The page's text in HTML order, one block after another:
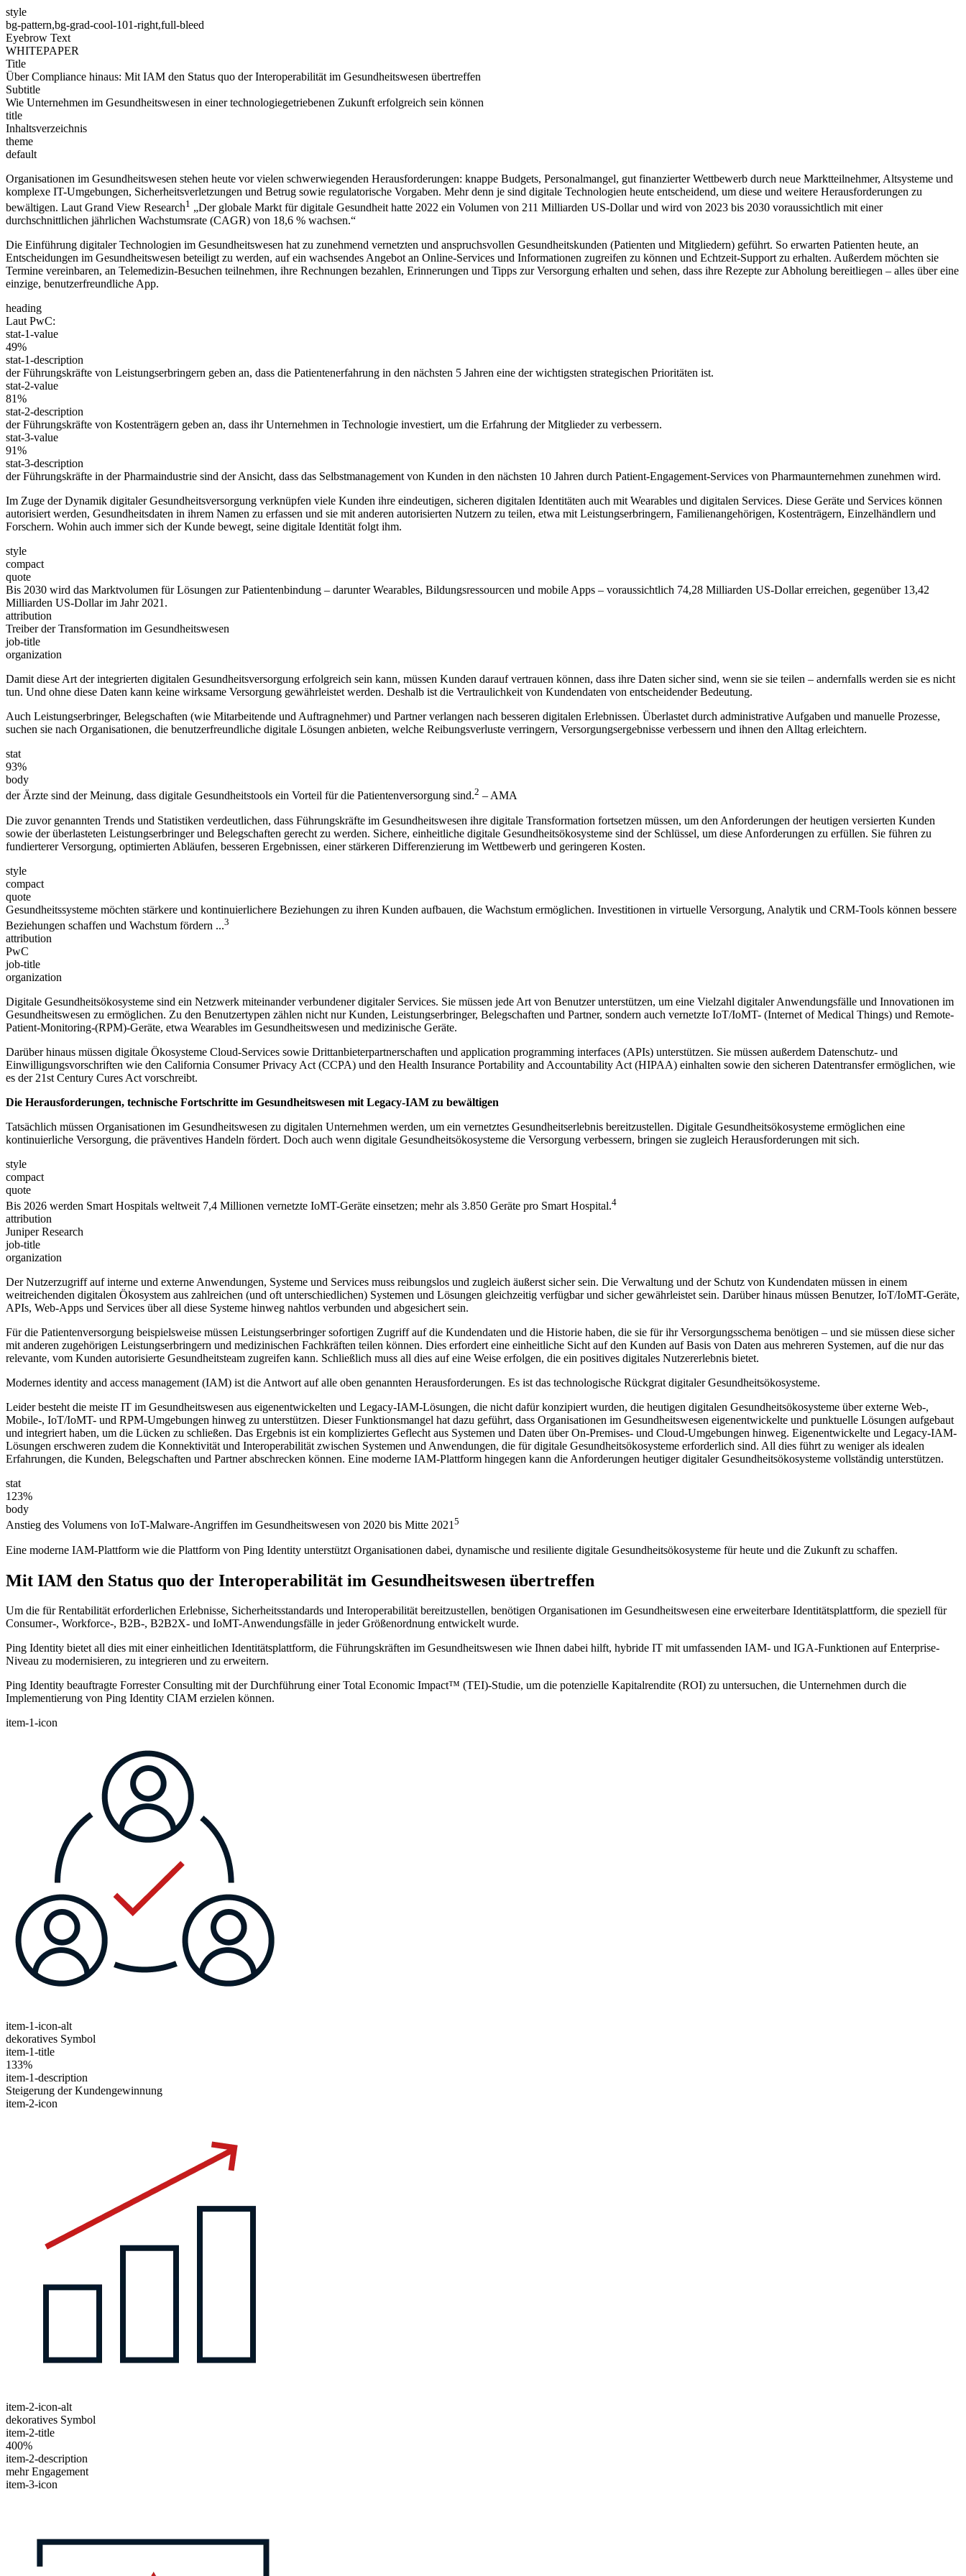
style
bg-pattern,bg-grad-cool-101-right,full-bleed
Eyebrow Text
WHITEPAPER
Title
Über Compliance hinaus: Mit IAM den Status quo der Interoperabilität im Gesundheitswesen übertreffen
Subtitle
Wie Unternehmen im Gesundheitswesen in einer technologiegetriebenen Zukunft erfolgreich sein können
title
Inhaltsverzeichnis
theme
default
Organisationen im Gesundheitswesen stehen heute vor vielen schwerwiegenden Herausforderungen: knappe Budgets, Personalmangel, gut finanzierter Wettbewerb durch neue Marktteilnehmer, Altsysteme und
komplexe IT-Umgebungen, Sicherheitsverletzungen und Betrug sowie regulatorische Vorgaben. Mehr denn je sind digitale Technologien heute entscheidend, um diese und weitere Herausforderungen zu
bewältigen. Laut Grand View Research1 „Der globale Markt für digitale Gesundheit hatte 2022 ein Volumen von 211 Milliarden US-Dollar und wird von 2023 bis 2030 voraussichtlich mit einer
durchschnittlichen jährlichen Wachstumsrate (CAGR) von 18,6 % wachsen.“
Die Einführung digitaler Technologien im Gesundheitswesen hat zu zunehmend vernetzten und anspruchsvollen Gesundheitskunden (Patienten und Mitgliedern) geführt. So erwarten Patienten heute, an
Entscheidungen im Gesundheitswesen beteiligt zu werden, auf ein wachsendes Angebot an Online-Services und Informationen zugreifen zu können und Echtzeit-Support zu erhalten. Außerdem möchten sie
Termine vereinbaren, an Telemedizin-Besuchen teilnehmen, ihre Rechnungen bezahlen, Erinnerungen und Tipps zur Versorgung erhalten und sehen, dass ihre Rezepte zur Abholung bereitliegen – alles über eine
einzige, benutzerfreundliche App.
heading
Laut PwC:
stat-1-value
49%
stat-1-description
der Führungskräfte von Leistungserbringern geben an, dass die Patientenerfahrung in den nächsten 5 Jahren eine der wichtigsten strategischen Prioritäten ist.
stat-2-value
81%
stat-2-description
der Führungskräfte von Kostenträgern geben an, dass ihr Unternehmen in Technologie investiert, um die Erfahrung der Mitglieder zu verbessern.
stat-3-value
91%
stat-3-description
der Führungskräfte in der Pharmaindustrie sind der Ansicht, dass das Selbstmanagement von Kunden in den nächsten 10 Jahren durch Patient-Engagement-Services von Pharmaunternehmen zunehmen wird.
Im Zuge der Dynamik digitaler Gesundheitsversorgung verknüpfen viele Kunden ihre eindeutigen, sicheren digitalen Identitäten auch mit Wearables und digitalen Services. Diese Geräte und Services können
autorisiert werden, Gesundheitsdaten in ihrem Namen zu erfassen und sie mit anderen autorisierten Nutzern zu teilen, etwa mit Leistungserbringern, Familienangehörigen, Kostenträgern, Einzelhändlern und
Forschern. Wohin auch immer sich der Kunde bewegt, seine digitale Identität folgt ihm.
style
compact
quote
Bis 2030 wird das Marktvolumen für Lösungen zur Patientenbindung – darunter Wearables, Bildungsressourcen und mobile Apps – voraussichtlich 74,28 Milliarden US-Dollar erreichen, gegenüber 13,42
Milliarden US-Dollar im Jahr 2021.
attribution
Treiber der Transformation im Gesundheitswesen
job-title
organization
Damit diese Art der integrierten digitalen Gesundheitsversorgung erfolgreich sein kann, müssen Kunden darauf vertrauen können, dass ihre Daten sicher sind, wenn sie sie teilen – andernfalls werden sie es nicht
tun. Und ohne diese Daten kann keine wirksame Versorgung gewährleistet werden. Deshalb ist die Vertraulichkeit von Kundendaten von entscheidender Bedeutung.
Auch Leistungserbringer, Belegschaften (wie Mitarbeitende und Auftragnehmer) und Partner verlangen nach besseren digitalen Erlebnissen. Überlastet durch administrative Aufgaben und manuelle Prozesse,
suchen sie nach Organisationen, die benutzerfreundliche digitale Lösungen anbieten, welche Reibungsverluste verringern, Versorgungsergebnisse verbessern und ihnen den Alltag erleichtern.
stat
93%
body
der Ärzte sind der Meinung, dass digitale Gesundheitstools ein Vorteil für die Patientenversorgung sind.2 – AMA
Die zuvor genannten Trends und Statistiken verdeutlichen, dass Führungskräfte im Gesundheitswesen ihre digitale Transformation fortsetzen müssen, um den Anforderungen der heutigen versierten Kunden
sowie der überlasteten Leistungserbringer und Belegschaften gerecht zu werden. Sichere, einheitliche digitale Gesundheitsökosysteme sind der Schlüssel, um diese Anforderungen zu erfüllen. Sie führen zu
fundierterer Versorgung, optimierten Abläufen, besseren Ergebnissen, einer stärkeren Differenzierung im Wettbewerb und geringeren Kosten.
style
compact
quote
Gesundheitssysteme möchten stärkere und kontinuierlichere Beziehungen zu ihren Kunden aufbauen, die Wachstum ermöglichen. Investitionen in virtuelle Versorgung, Analytik und CRM-Tools können bessere
Beziehungen schaffen und Wachstum fördern ...3
attribution
PwC
job-title
organization
Digitale Gesundheitsökosysteme sind ein Netzwerk miteinander verbundener digitaler Services. Sie müssen jede Art von Benutzer unterstützen, um eine Vielzahl digitaler Anwendungsfälle und Innovationen im
Gesundheitswesen zu ermöglichen. Zu den Benutzertypen zählen nicht nur Kunden, Leistungserbringer, Belegschaften und Partner, sondern auch vernetzte IoT/IoMT- (Internet of Medical Things) und Remote-
Patient-Monitoring-(RPM)-Geräte, etwa Wearables im Gesundheitswesen und medizinische Geräte.
Darüber hinaus müssen digitale Ökosysteme Cloud-Services sowie Drittanbieterpartnerschaften und application programming interfaces (APIs) unterstützen. Sie müssen außerdem Datenschutz- und
Einwilligungsvorschriften wie den California Consumer Privacy Act (CCPA) und den Health Insurance Portability and Accountability Act (HIPAA) einhalten sowie den sicheren Datentransfer ermöglichen, wie
es der 21st Century Cures Act vorschreibt.
Die Herausforderungen, technische Fortschritte im Gesundheitswesen mit Legacy-IAM zu bewältigen
Tatsächlich müssen Organisationen im Gesundheitswesen zu digitalen Unternehmen werden, um ein vernetztes Gesundheitserlebnis bereitzustellen. Digitale Gesundheitsökosysteme ermöglichen eine
kontinuierliche Versorgung, die präventives Handeln fördert. Doch auch wenn digitale Gesundheitsökosysteme die Versorgung verbessern, bringen sie zugleich Herausforderungen mit sich.
style
compact
quote
Bis 2026 werden Smart Hospitals weltweit 7,4 Millionen vernetzte IoMT-Geräte einsetzen; mehr als 3.850 Geräte pro Smart Hospital.4
attribution
Juniper Research
job-title
organization
Der Nutzerzugriff auf interne und externe Anwendungen, Systeme und Services muss reibungslos und zugleich äußerst sicher sein. Die Verwaltung und der Schutz von Kundendaten müssen in einem
weitreichenden digitalen Ökosystem aus zahlreichen (und oft unterschiedlichen) Systemen und Lösungen gleichzeitig verfügbar und sicher gewährleistet sein. Darüber hinaus müssen Benutzer, IoT/IoMT-Geräte,
APIs, Web-Apps und Services über all diese Systeme hinweg nahtlos verbunden und abgesichert sein.
Für die Patientenversorgung beispielsweise müssen Leistungserbringer sofortigen Zugriff auf die Kundendaten und die Historie haben, die sie für ihr Versorgungsschema benötigen – und sie müssen diese sicher
mit anderen zugehörigen Leistungserbringern und medizinischen Fachkräften teilen können. Dies erfordert eine einheitliche Sicht auf den Kunden auf Basis von Daten aus mehreren Systemen, auf die nur das
relevante, vom Kunden autorisierte Gesundheitsteam zugreifen kann. Schließlich muss all dies auf eine Weise erfolgen, die ein positives digitales Nutzererlebnis bietet.
Modernes identity and access management (IAM) ist die Antwort auf alle oben genannten Herausforderungen. Es ist das technologische Rückgrat digitaler Gesundheitsökosysteme.
Leider besteht die meiste IT im Gesundheitswesen aus eigenentwickelten und Legacy-IAM-Lösungen, die nicht dafür konzipiert wurden, die heutigen digitalen Gesundheitsökosysteme über externe Web-,
Mobile-, IoT/IoMT- und RPM-Umgebungen hinweg zu unterstützen. Dieser Funktionsmangel hat dazu geführt, dass Organisationen im Gesundheitswesen eigenentwickelte und punktuelle Lösungen aufgebaut
und integriert haben, um die Lücken zu schließen. Das Ergebnis ist ein kompliziertes Geflecht aus Systemen und Daten über On-Premises- und Cloud-Umgebungen hinweg. Eigenentwickelte und Legacy-IAM-
Lösungen erschweren zudem die Konnektivität und Interoperabilität zwischen Systemen und Anwendungen, die für digitale Gesundheitsökosysteme erforderlich sind. All dies führt zu weniger als idealen
Erfahrungen, die Kunden, Belegschaften und Partner abschrecken können. Eine moderne IAM-Plattform hingegen kann die Anforderungen heutiger digitaler Gesundheitsökosysteme vollständig unterstützen.
stat
123%
body
Anstieg des Volumens von IoT-Malware-Angriffen im Gesundheitswesen von 2020 bis Mitte 20215
Eine moderne IAM-Plattform wie die Plattform von Ping Identity unterstützt Organisationen dabei, dynamische und resiliente digitale Gesundheitsökosysteme für heute und die Zukunft zu schaffen.
Mit IAM den Status quo der Interoperabilität im Gesundheitswesen übertreffen
Um die für Rentabilität erforderlichen Erlebnisse, Sicherheitsstandards und Interoperabilität bereitzustellen, benötigen Organisationen im Gesundheitswesen eine erweiterbare Identitätsplattform, die speziell für
Consumer-, Workforce-, B2B-, B2B2X- und IoMT-Anwendungsfälle in jeder Größenordnung entwickelt wurde.
Ping Identity bietet all dies mit einer einheitlichen Identitätsplattform, die Führungskräften im Gesundheitswesen wie Ihnen dabei hilft, hybride IT mit umfassenden IAM- und IGA-Funktionen auf Enterprise-
Niveau zu modernisieren, zu integrieren und zu erweitern.
Ping Identity beauftragte Forrester Consulting mit der Durchführung einer Total Economic Impact™ (TEI)-Studie, um die potenzielle Kapitalrendite (ROI) zu untersuchen, die Unternehmen durch die
Implementierung von Ping Identity CIAM erzielen können.
item-1-icon
item-1-icon-alt
dekoratives Symbol
item-1-title
133%
item-1-description
Steigerung der Kundengewinnung
item-2-icon
item-2-icon-alt
dekoratives Symbol
item-2-title
400%
item-2-description
mehr Engagement
item-3-icon